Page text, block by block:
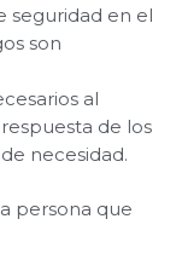
seguridad en el
son
al
de los
necesidad.
persona que